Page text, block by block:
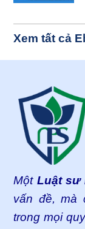
Xem tất cả
Footer
Một Luật sư
vấn đề, mà
trong mọi